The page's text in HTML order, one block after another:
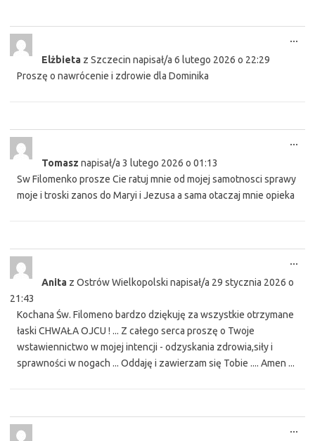
Elżbieta z Szczecin napisał/a 6 lutego 2026 o 22:29
Proszę o nawrócenie i zdrowie dla Dominika
...
Tomasz napisał/a 3 lutego 2026 o 01:13
Sw Filomenko prosze Cie ratuj mnie od mojej samotnosci sprawy
moje i troski zanos do Maryi i Jezusa a sama otaczaj mnie opieka
...
Anita z Ostrów Wielkopolski napisał/a 29 stycznia 2026 o
21:43
Kochana Św. Filomeno bardzo dziękuję za wszystkie otrzymane
łaski CHWAŁA OJCU ! ... Z całego serca proszę o Twoje
wstawiennictwo w mojej intencji - odzyskania zdrowia,siły i
sprawności w nogach ... Oddaję i zawierzam się Tobie .... Amen ...
...
...